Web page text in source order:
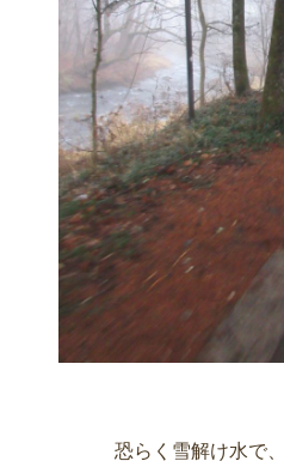
恐らく雪解け水で